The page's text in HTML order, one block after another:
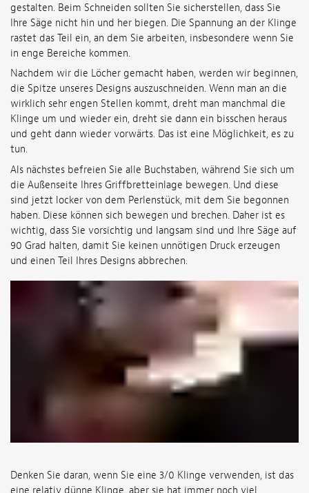
gestalten. Beim Schneiden sollten Sie sicherstellen, dass Sie
Ihre Säge nicht hin und her biegen. Die Spannung an der Klinge
rastet das Teil ein, an dem Sie arbeiten, insbesondere wenn Sie
in enge Bereiche kommen.
Nachdem wir die Löcher gemacht haben, werden wir beginnen,
die Spitze unseres Designs auszuschneiden. Wenn man an die
wirklich sehr engen Stellen kommt, dreht man manchmal die
Klinge um und wieder ein, dreht sie dann ein bisschen heraus
und geht dann wieder vorwärts. Das ist eine Möglichkeit, es zu
tun.
Als nächstes befreien Sie alle Buchstaben, während Sie sich um
die Außenseite Ihres Griffbretteinlage bewegen. Und diese
sind jetzt locker von dem Perlenstück, mit dem Sie begonnen
haben. Diese können sich bewegen und brechen. Daher ist es
wichtig, dass Sie vorsichtig und langsam sind und Ihre Säge auf
90 Grad halten, damit Sie keinen unnötigen Druck erzeugen
und einen Teil Ihres Designs abbrechen.
Denken Sie daran, wenn Sie eine 3/0 Klinge verwenden, ist das